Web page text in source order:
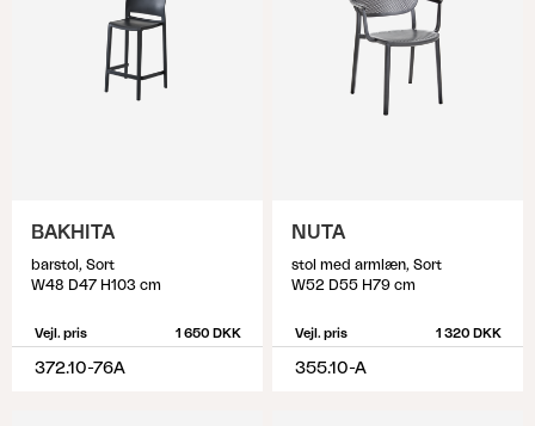
BAKHITA
barstol, Sort
W48 D47 H103 cm
Vejl. pris 1 650 DKK
372.10-76A
NUTA
stol med armlæn, Sort
W52 D55 H79 cm
Vejl. pris 1 320 DKK
355.10-A